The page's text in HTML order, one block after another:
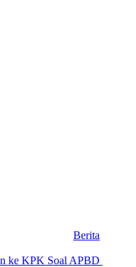
Berita
ke KPK Soal APBD